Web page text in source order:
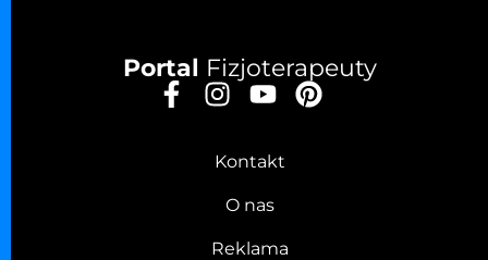
Portal Fizjoterapeuty
Kontakt
O nas
Reklama